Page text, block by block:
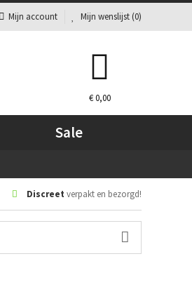
Mijn account Mijn wenslijst (0)
€ 0,00
Sale
Discreet verpakt en bezorgd!